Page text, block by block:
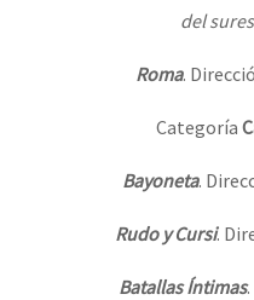
Semillero Guerra contra la
del
Roma.
Categoría
Bayoneta.
Rudo y Cursi.
Batallas Íntimas